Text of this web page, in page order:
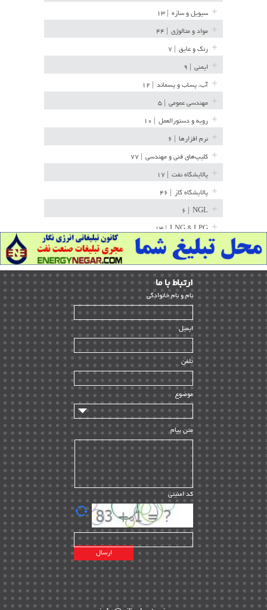
سیویل و سازه
مواد و متالوژی
رنگ و عایق
ایمنی
آب، پساب و پسماند
مهندسی عمومی
رویه و دستورالعمل
نرم افزارها
کلیپ‌های فنی و مهندسی
پالایشگاه نفت
پالایشگاه گاز
NGL
LNG & LPG | ۱۳
خط لوله | ۳۶
مخازن ذخیره | ۱۵
پتروشیمی | ۱۴
بازرسی و QC | ۱۵
HSE | ۳۹
ساخت و نصب | ۱۲
راه اندازی | ۹
سازندگان و تامین کنندگان | ۱۰
تامین مالی و سرمایه گذاری | ۳۲
ماشین آلات
مدیریت پروژه
مدیریت دانش
مدیریت سازمانی و عمومی | ۲
تأمین کالا | ۱۳
EPC | ۲۰
پیمانکاران بین المللی | ۸
اطلاعات انرژی کشورها | ۱۴
پروژه های خارجی
نقشه های نفت و گاز خارجی | ۱۰
شرکت های نفتی | ۱۴
پلانت های فعال | ۴۰
ارﺗﺒﺎط ﺑﺎ ما
ﻧﺎم و ﻧﺎم ﺧﺎﻧﻮادﮔﻰ
ایمیل
تلفن
موضوع
متن پیام
کد امنیتی